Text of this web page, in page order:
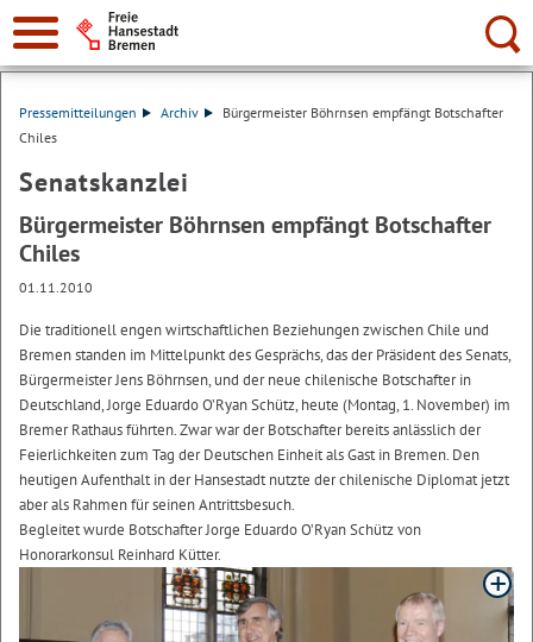
Suche:
Pressemitteilungen Archiv
Bürgermeister Böhrnsen empfängt Botschafter
Chiles
Senatskanzlei
Bürgermeister Böhrnsen empfängt Botschafter
Chiles
01.11.2010
Die traditionell engen wirtschaftlichen Beziehungen zwischen Chile und
Bremen standen im Mittelpunkt des Gesprächs, das der Präsident des Senats,
Bürgermeister Jens Böhrnsen, und der neue chilenische Botschafter in
Deutschland, Jorge Eduardo O’Ryan Schütz, heute (Montag, 1. November) im
Bremer Rathaus führten. Zwar war der Botschafter bereits anlässlich der
Feierlichkeiten zum Tag der Deutschen Einheit als Gast in Bremen. Den
heutigen Aufenthalt in der Hansestadt nutzte der chilenische Diplomat jetzt
aber als Rahmen für seinen Antrittsbesuch.
Begleitet wurde Botschafter Jorge Eduardo O’Ryan Schütz von
Honorarkonsul Reinhard Kütter.